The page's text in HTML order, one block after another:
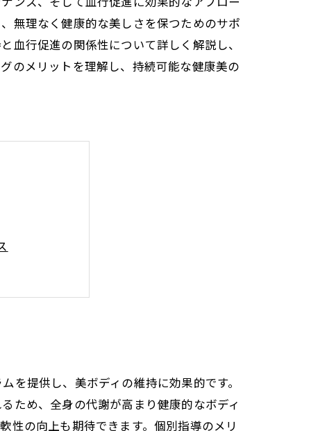
ンス、そして血行促進に効果的なアプロー
無理なく健康的な美しさを保つためのサポ
血行促進の関係性について詳しく解説し、
のメリットを理解し、持続可能な健康美の
健康美の道
を提供し、美ボディの維持に効果的です。
ため、全身の代謝が高まり健康的なボディ
性の向上も期待できます。個別指導のメリ